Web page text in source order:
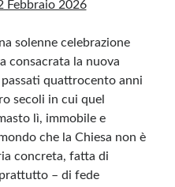
in quanto viene aggiornato
considerarsi un prodotto editoriale ai
non è responsabile di quanto
Saranno comunque cancellati quelli
di terzi, di genere spam,
Febbraio 2026
solenne celebrazione
consacrata la nuova
quattrocento anni
secoli in cui quel
lì, immobile e
che la Chiesa non è
concreta, fatta di
– di fede